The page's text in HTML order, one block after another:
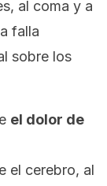
al coma y a
falla
sobre los
el dolor de
el cerebro, al